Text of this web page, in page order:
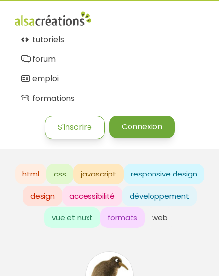
tutoriels
forum
emploi
formations
S'inscrire Connexion
html css javascript responsive design
design accessibilité développement
vue et nuxt formats web